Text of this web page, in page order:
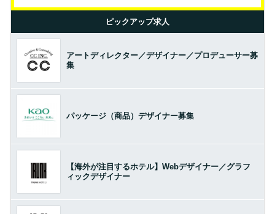
ピックアップ求人
アートディレクター／デザイナー／プロデューサー募
集
パッケージ（商品）デザイナー募集
【海外が注目するホテル】Webデザイナー／グラフ
ィックデザイナー